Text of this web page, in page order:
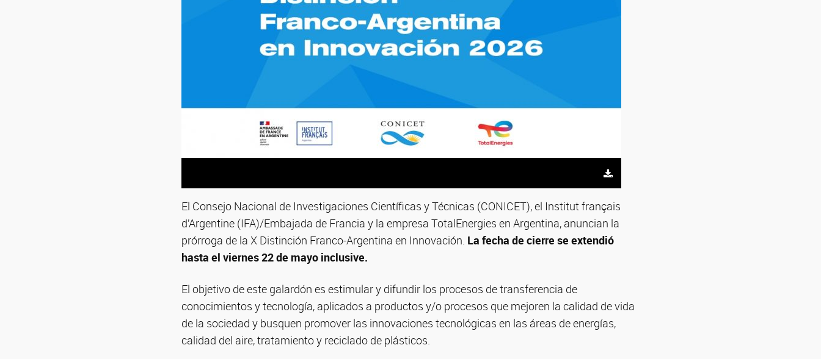
El Consejo Nacional de Investigaciones Científicas y Técnicas (CONICET), el Institut français
d’Argentine (IFA)/Embajada de Francia y la empresa TotalEnergies en Argentina, anuncian la
prórroga de la X Distinción Franco-Argentina en Innovación. La fecha de cierre se extendió
hasta el viernes 22 de mayo inclusive.
El objetivo de este galardón es estimular y difundir los procesos de transferencia de
conocimientos y tecnología, aplicados a productos y/o procesos que mejoren la calidad de vida
de la sociedad y busquen promover las innovaciones tecnológicas en las áreas de energías,
calidad del aire, tratamiento y reciclado de plásticos.